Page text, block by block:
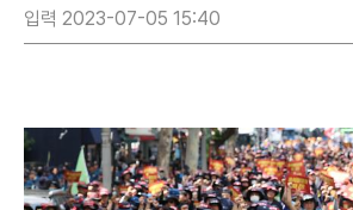
입력 2023-07-05 15:40